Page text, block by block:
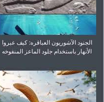
الجنود الآشوریون العباقره: کیف عبروا
الأنهار باستخدام جلود الماعز المنفوخه